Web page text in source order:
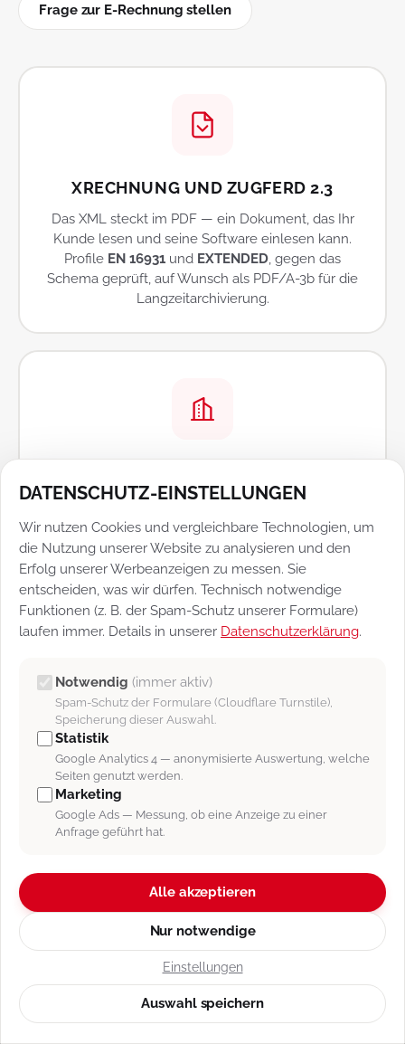
Frage zur E-Rechnung stellen
XRECHNUNG UND ZUGFERD 2.3
Das XML steckt im PDF — ein Dokument, das Ihr
Kunde lesen und seine Software einlesen kann.
Profile EN 16931 und EXTENDED , gegen das
Schema geprüft, auf Wunsch als PDF/A-3b für die
Langzeitarchivierung.
Die Leitweg-ID wird am Kunden hinterlegt und
landet als BT-10 im XML — dazu die vollständige
Leistungsbeschreibung, die öffentliche
Auftraggeber verlangen. Kostenstelle, Vertrags- und
Bestellreferenz ebenso.
IHR NUTZEN
RECHNUNGEN SCHREIBEN
KANNJEDER
Der Unterschied zeigt sich danach: wenn niemand zahlt,
Kunde einen Abschlag verlangt.
SIE HOLEN IHR GELD
Mahnstufen mit eigenen Fristen, Gebühren und
DATENSCHUTZ-EINSTELLUNGEN
Wir nutzen Cookies und vergleichbare Technologien, um
die Nutzung unserer Website zu analysieren und den
Erfolg unserer Werbeanzeigen zu messen. Sie
entscheiden, was wir dürfen. Technisch notwendige
Funktionen (z. B. der Spam-Schutz unserer Formulare)
laufen immer. Details in unserer Datenschutzerklärung.
Notwendig (immer aktiv)
Spam-Schutz der Formulare (Cloudflare Turnstile),
Speicherung dieser Auswahl.
Statistik
Google Analytics 4 — anonymisierte Auswertung, welche
Seiten genutzt werden.
Marketing
Google Ads — Messung, ob eine Anzeige zu einer
Anfrage geführt hat.
Alle akzeptieren
Nur notwendige
Einstellungen
Auswahl speichern